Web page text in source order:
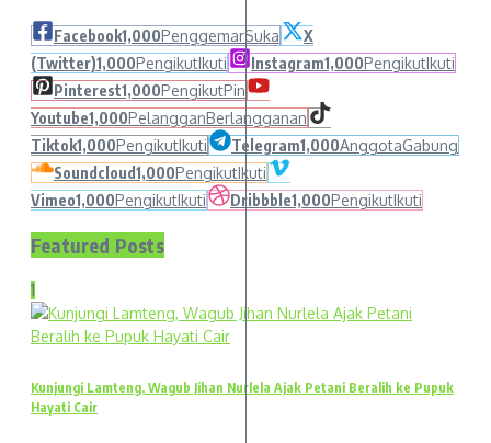
Facebook1,000PenggemarSuka
X
(Twitter)1,000PengikutIkuti Instagram1,000PengikutIkuti
Pinterest1,000PengikutPin
Youtube1,000PelangganBerlangganan
Tiktok1,000PengikutIkuti Telegram1,000AnggotaGabung
Soundcloud1,000PengikutIkuti
Vimeo1,000PengikutIkuti Dribbble1,000PengikutIkuti
Featured Posts
1
Kunjungi Lamteng, Wagub Jihan Nurlela Ajak Petani Beralih ke Pupuk
Hayati Cair